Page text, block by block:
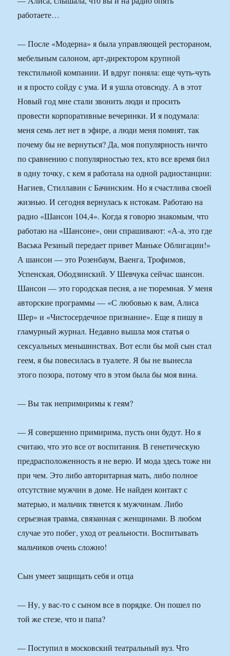
работаете…
— После «Модерна» я была управляющей рестораном,
мебельным салоном, арт-директором крупной
текстильной компании. И вдруг поняла: еще чуть-чуть
и я просто сойду с ума. И я ушла отовсюду. А в этот
Новый год мне стали звонить люди и просить
провести корпоративные вечеринки. И я подумала:
меня семь лет нет в эфире, а люди меня помнят, так
почему бы не вернуться? Да, моя популярность ничто
по сравнению с популярностью тех, кто все время бил
в одну точку, с кем я работала на одной радиостанции:
Нагиев, Стиллавин с Бачинским. Но я счастлива своей
жизнью. И сегодня вернулась к истокам. Работаю на
радио «Шансон 104,4». Когда я говорю знакомым, что
работаю на «Шансоне», они спрашивают: «А-а, это где
Васька Резаный передает привет Маньке Облигации!»
А шансон — это Розенбаум, Ваенга, Трофимов,
Успенская, Ободзинский. У Шевчука сейчас шансон.
Шансон — это городская песня, а не тюремная. У меня
авторские программы — «С любовью к вам, Алиса
Шер» и «Чистосердечное признание». Еще я пишу в
гламурный журнал. Недавно вышла моя статья о
сексуальных меньшинствах. Вот если бы мой сын стал
геем, я бы повесилась в туалете. Я бы не вынесла
этого позора, потому что в этом была бы моя вина.
— Вы так непримиримы к геям?
— Я совершенно примирима, пусть они будут. Но я
считаю, что это все от воспитания. В генетическую
предрасположенность я не верю. И мода здесь тоже ни
при чем. Это либо авторитарная мать, либо полное
отсутствие мужчин в доме. Не найден контакт с
матерью, и мальчик тянется к мужчинам. Либо
серьезная травма, связанная с женщинами. В любом
случае это побег, уход от реальности. Воспитывать
мальчиков очень сложно!
Сын умеет защищать себя и отца
— Ну, у вас-то с сыном все в порядке. Он пошел по
той же стезе, что и папа?
— Поступил в московский театральный вуз. Что